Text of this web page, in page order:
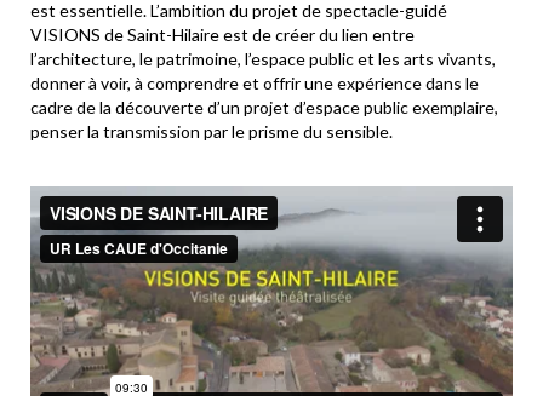
est essentielle. L’ambition du projet de spectacle-guidé
VISIONS de Saint-Hilaire est de créer du lien entre
l’architecture, le patrimoine, l’espace public et les arts vivants,
donner à voir, à comprendre et offrir une expérience dans le
cadre de la découverte d’un projet d’espace public exemplaire,
penser la transmission par le prisme du sensible.